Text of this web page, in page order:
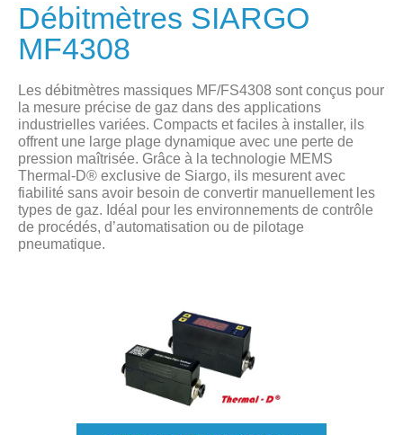
Débitmètres SIARGO
MF4308
Les débitmètres massiques MF/FS4308 sont conçus pour
la mesure précise de gaz dans des applications
industrielles variées. Compacts et faciles à installer, ils
offrent une large plage dynamique avec une perte de
pression maîtrisée. Grâce à la technologie MEMS
Thermal-D® exclusive de Siargo, ils mesurent avec
fiabilité sans avoir besoin de convertir manuellement les
types de gaz. Idéal pour les environnements de contrôle
de procédés, d’automatisation ou de pilotage
pneumatique.